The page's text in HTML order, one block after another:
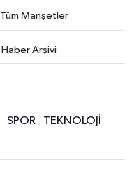
Tüm Manşetler
Haber Arşivi
SPOR
TEKNOLOJİ